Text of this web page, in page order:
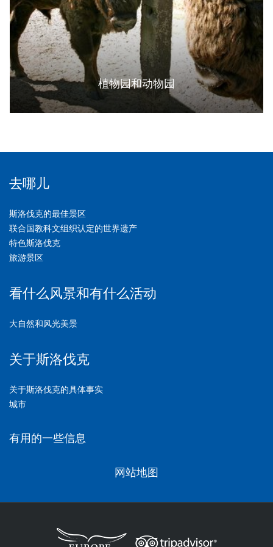
植物园和动物园
去哪儿
斯洛伐克的最佳景区
联合国教科文组织认定的世界遗产
特色斯洛伐克
旅游景区
看什么风景和有什么活动
大自然和风光美景
关于斯洛伐克
关于斯洛伐克的具体事实
城市
有用的一些信息
网站地图